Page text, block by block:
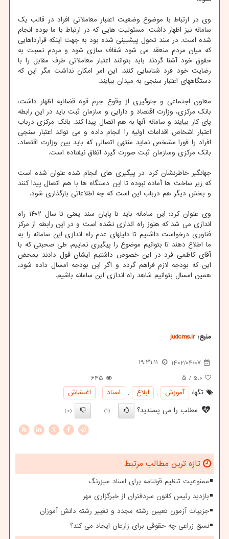
وی در ارتباط با موضوع وضعیت اعتبار معاملاتی افراد در قالب یک
سامانه نیز اظهار داشت: مسئولیت هایی که در ارتباط با ما بوده انجام
شده است. در سند تحول پیشبینی شده بود به جهت اینکه قرارداهایی
که میان مردم منعقد می شود شفاف سازی شود و مردم نسبت به
حقوق خود آشنا گردند باید بتوانند اعتبار معاملاتی طرف مقابل را با
رضایت خود فرد شناسایی کنند. این امر امکان نداشت مگر این که
دستگاههای اعتبار سنجی به میدان بیایند.
معاون اجتماعی و جلوگیری از وقوع جرم قوه قضائیه اظهار داشت:
بانک مرکزی، وزارت اقتصاد و دارایی و سازمان ثبت باید در این رابطه
پای کار بیایند و سامانه آنها به هم اتصال پیدا کند. بانک مرکزی درباب
اعتبار اشخاص اقدامات اولیه را انجام داده و می تواند اعتبار سنجی
افراد را فورا مشخص نماید منتهی اتصالی که باید بین وزارت اقتصاد،
بانک مرکزی وسازمان ثبت صورت گیرد اتفاق نیفتاده است.
جهانگیر خاطرنشان کرد: در پیگیری های انجام شده عنوان شده است
که زیر ساخت ها آماده نبوده تا این دستگاه ها با هم اتصال پیدا کنند
و بخش دیگر هم درباب این است که چه اطلاعاتی بارگذاری شود.
وی عنوان کرد: این سامانه باید تا پایان سند یعنی تا سال ۱۴۰۲ راه
اندازی می شد که هنوز راه اندازی نشده است و در این رابطه از مرکز
فناوری درخواست داشتیم تا دلیلهای عدم راه اندازی این سامانه را به
ما اطلاع دهند تا بتوانیم موضوع را پیگیری نماییم. طی صحبتی که با
آقای کاظمی فرد در این خصوص داشتیم ایشان قول دادند بمحض
این که بودجه لازم فراهم گردد و اگر این بودجه امسال داده شود،
همین امسال بتوانیم شاهد راه اندازی این سامانه باشیم.
منبع: judcms.ir
1402/04/07
19:31:11
5.0 / ۵
645
تگها:
آموزش , ابلاغ , اسناد ,
اغتشاش
مطلب را می پسندید؟
(1)
(0)
X
تازه ترین مطالب مرتبط
ممنوعیت تنظیم قولنامه برای اسناد سبزرنگ
بازدید رئیس کانون سردفتران از خبرگزاری مهر
جزییات آزمون تعیین رشته مجدد و تغییر رشته دانش آموزان
نسق زراعی چه حقوقی برای زارعان ایجاد می کند؟